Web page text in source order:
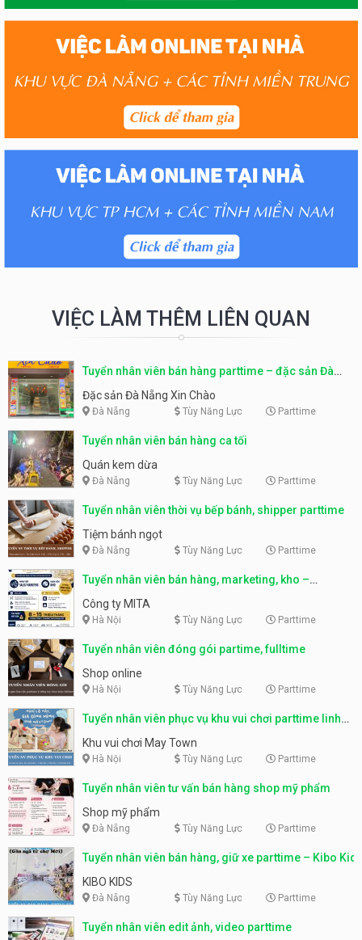
VIỆC LÀM THÊM LIÊN QUAN
Tuyển nhân viên bán hàng parttime – đặc sản Đà
Nẵng
Đặc sản Đà Nẵng Xin Chào
Đà Nẵng Tùy Năng Lực Parttime
Tuyển nhân viên bán hàng ca tối
Quán kem dừa
Đà Nẵng Tùy Năng Lực Parttime
Tuyển nhân viên thời vụ bếp bánh, shipper parttime
Tiệm bánh ngọt
Đà Nẵng Tùy Năng Lực Parttime
Tuyển nhân viên bán hàng, marketing, kho –
parttime, fulltime
Công ty MITA
Hà Nội Tùy Năng Lực Parttime
Tuyển nhân viên đóng gói partime, fulltime
Shop online
Hà Nội Tùy Năng Lực Parttime
Tuyển nhân viên phục vụ khu vui chơi parttime linh
động
Khu vui chơi May Town
Hà Nội Tùy Năng Lực Parttime
Tuyển nhân viên tư vấn bán hàng shop mỹ phẩm
Shop mỹ phẩm
Đà Nẵng Tùy Năng Lực Parttime
Tuyển nhân viên bán hàng, giữ xe parttime – Kibo Kid
KIBO KIDS
Đà Nẵng Tùy Năng Lực Parttime
Tuyển nhân viên edit ảnh, video parttime